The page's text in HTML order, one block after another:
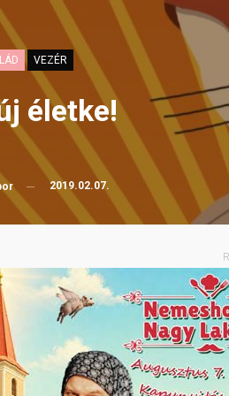
VEZÉR
életke!
2019.02.07.